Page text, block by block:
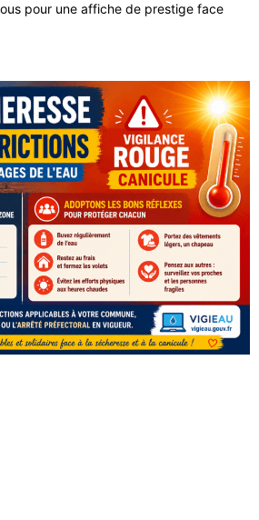
pour une affiche de prestige face